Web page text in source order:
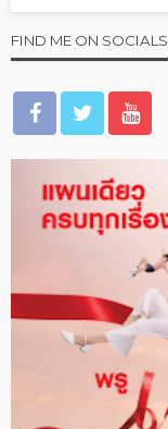
FIND ME ON SOCIALS